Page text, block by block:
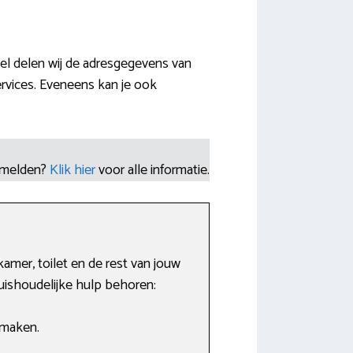
delen wij de adresgegevens van
Eveneens kan je ook
Klik hiervoor alle informatie.
toilet en de rest van jouw
hulp behoren: